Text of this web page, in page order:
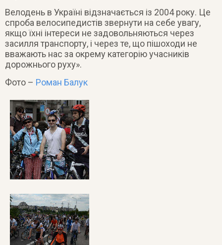
Велодень в Україні відзначається із 2004 року. Це
спроба велосипедистів звернути на себе увагу,
якщо їхні інтереси не задовольняються через
засилля транспорту, і через те, що пішоходи не
вважають нас за окрему категорію учасників
дорожнього руху».
Фото – Роман Балук